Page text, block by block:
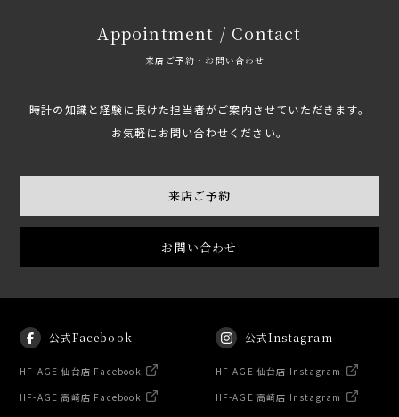
Appointment / Contact
来店ご予約・お問い合わせ
時計の知識と経験に長けた担当者がご案内させていただきます。
お気軽にお問い合わせください。
来店ご予約
お問い合わせ
公式Facebook
HF-AGE 仙台店 Facebook
HF-AGE 高崎店 Facebook
公式Instagram
HF-AGE 仙台店 Instagram
HF-AGE 高崎店 Instagram